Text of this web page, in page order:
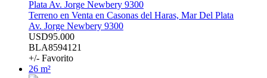
Terreno en Venta en Casonas del Haras, Mar Del Plata
Av. Jorge Newbery 9300
USD95.000
BLA8594121
+/- Favorito
26 m²